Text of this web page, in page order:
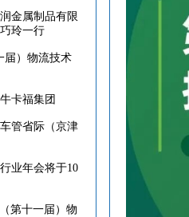
金属制品有限
玲一行
届）物流技术
卡福集团
管省际（京津
业年会将于10
第十一届）物